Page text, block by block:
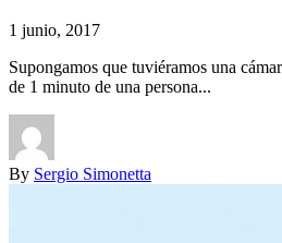
1 junio, 2017
Supongamos que tuviéramos una
de 1 minuto de una persona...
By Sergio Simonetta